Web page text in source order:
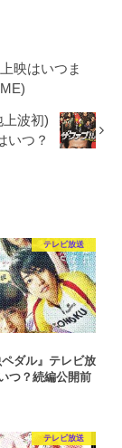
映はいつま
波初)
いつ？
テレビ放送
ダル』テレビ放
つ？続編公開前
テレビ放送